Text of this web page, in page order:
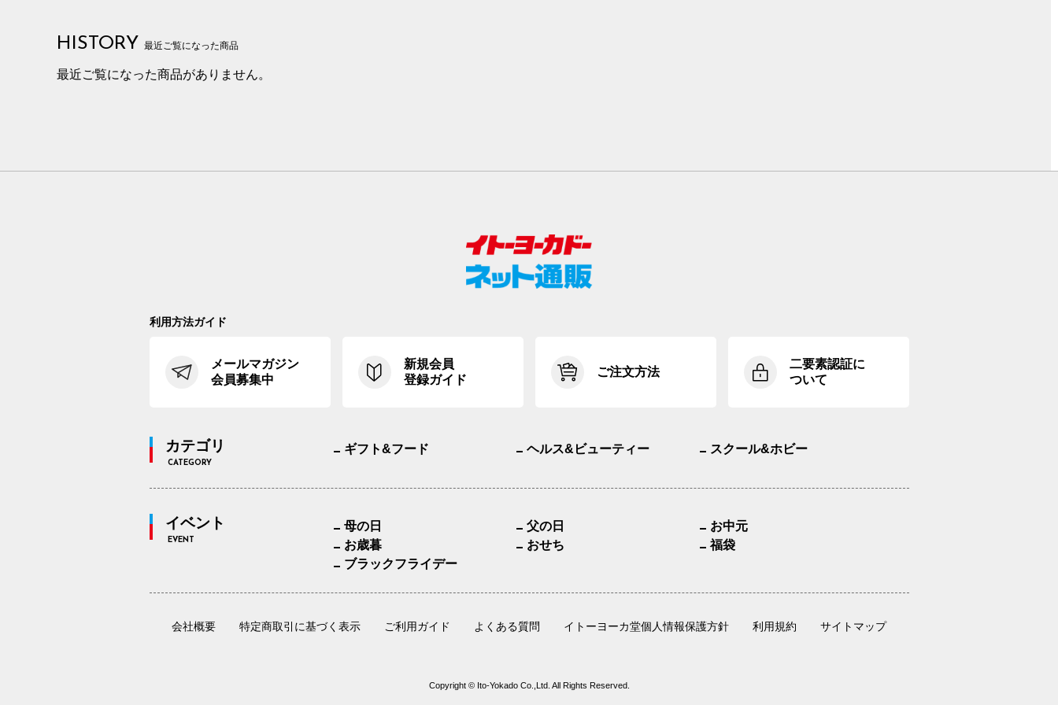
HISTORY 最近ご覧になった商品
最近ご覧になった商品がありません。
利用方法ガイド
メールマガジン
会員募集中
新規会員
登録ガイド
ご注文方法
二要素認証に
ついて
カテゴリ
CATEGORY
ギフト&フード ヘルス&ビューティー スクール&ホビー
イベント
EVENT
母の日 父の日
お中元
お歳暮
おせち
福袋
ブラックフライデー
会社概要 特定商取引に基づく表示 ご利用ガイド よくある質問 イトーヨーカ堂個人情報保護方針 利用規約 サイトマップ
Copyright © Ito-Yokado Co.,Ltd. All Rights Reserved.